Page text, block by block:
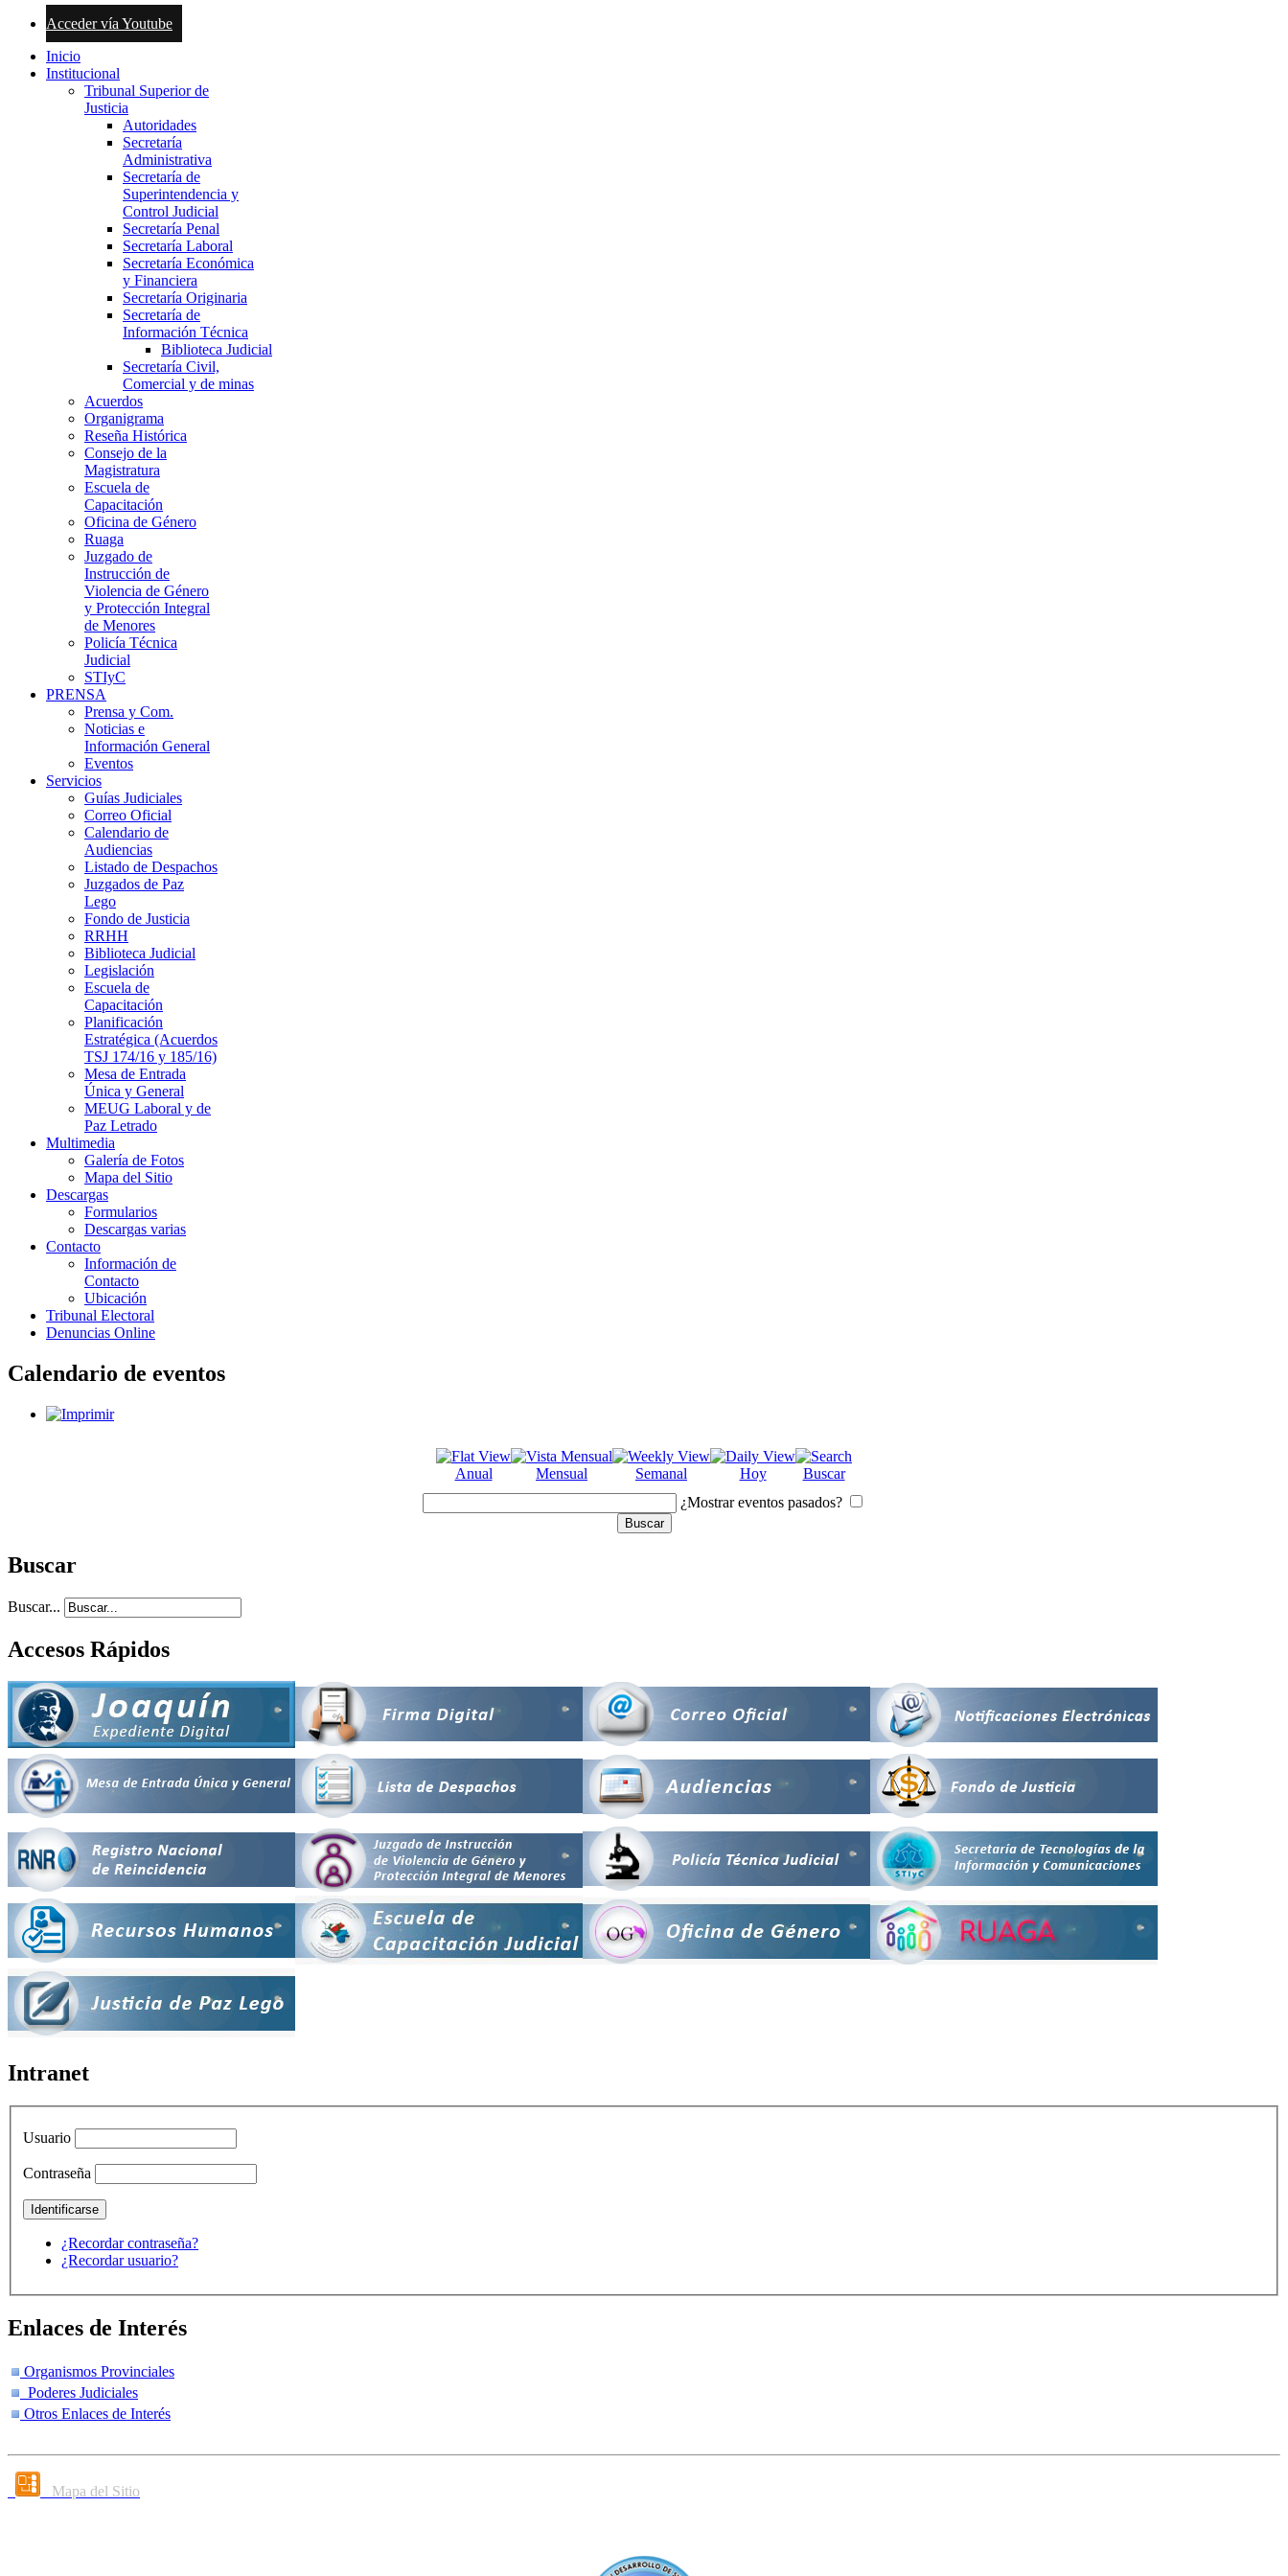
Acceder vía Youtube
Inicio
Institucional
Tribunal Superior de
Justicia
Autoridades
Secretaría
Administrativa
Secretaría de
Superintendencia y
Control Judicial
Secretaría Penal
Secretaría Laboral
Secretaría Económica
y Financiera
Secretaría Originaria
Secretaría de
Información Técnica
Biblioteca Judicial
Secretaría Civil,
Comercial y de minas
Acuerdos
Organigrama
Reseña Histórica
Consejo de la
Magistratura
Escuela de
Capacitación
Oficina de Género
Ruaga
Juzgado de
Instrucción de
Violencia de Género
y Protección Integral
de Menores
Policía Técnica
Judicial
STIyC
PRENSA
Prensa y Com.
Noticias e
Información General
Eventos
Servicios
Guías Judiciales
Correo Oficial
Calendario de
Audiencias
Listado de Despachos
Juzgados de Paz
Lego
Fondo de Justicia
RRHH
Biblioteca Judicial
Legislación
Escuela de
Capacitación
Planificación
Estratégica (Acuerdos
TSJ 174/16 y 185/16)
Mesa de Entrada
Única y General
MEUG Laboral y de
Paz Letrado
Multimedia
Galería de Fotos
Mapa del Sitio
Descargas
Formularios
Descargas varias
Contacto
Información de
Contacto
Ubicación
Tribunal Electoral
Denuncias Online
Calendario de eventos
Anual Mensual Semanal Hoy
Buscar
¿Mostrar eventos pasados?
Buscar
Buscar...
Accesos Rápidos
Intranet
Usuario
Contraseña
¿Recordar contraseña?
¿Recordar usuario?
Enlaces de Interés
Organismos Provinciales
Poderes Judiciales
Otros Enlaces de Interés
Mapa del Sitio